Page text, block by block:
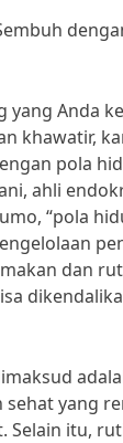
yang Anda
khawatir,
pola
ahli
“pola
dan
yang
Selain itu,